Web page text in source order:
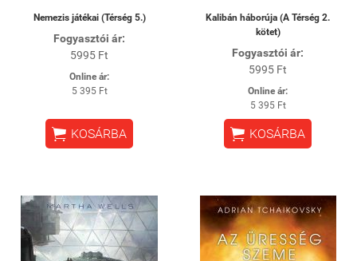
Nemezis játékai (Térség 5.)
Fogyasztói ár:
5995 Ft
Online ár:
5 395 Ft
 KOSÁRBA
Kalibán háborúja (A Térség 2.
kötet)
Fogyasztói ár:
5995 Ft
Online ár:
5 395 Ft
 KOSÁRBA